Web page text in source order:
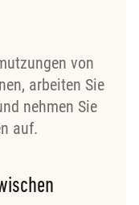
von
arbeiten Sie
nehmen Sie
auf.